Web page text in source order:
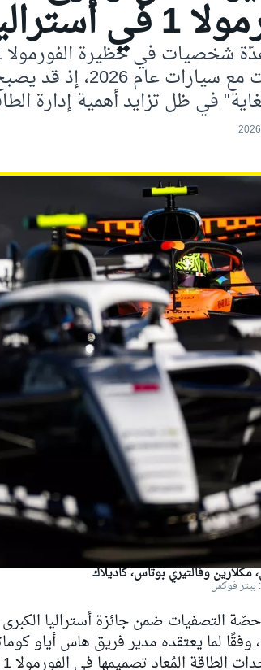
أستراليا
التصفيات مع
في ظل تزايد أهمية إدارة
مكلارين وفالتيري بوتاس، كاديلاك
بيتر فوكس